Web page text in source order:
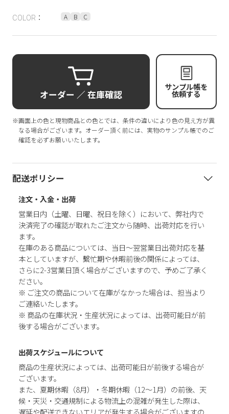
COLOR： A B C
オーダー ／ 在庫確認
サンプル帳を
依頼する
※画面上の色と現物商品との色とでは、条件の違いにより色の見え方が異
なる場合がございます。オーダー頂く前には、実物のサンプル帳でのご
確認を必ずお願いいたします。
配送ポリシー
注文・入金・出荷
営業日内（土曜、日曜、祝日を除く）において、弊社内で
決済完了の確認が取れたご注文から随時、出荷対応を行い
ます。
在庫のある商品については、当日～翌営業日出荷対応を基
本としていますが、繫忙期や休暇前後の関係によっては、
さらに2-3営業日頂く場合がございますので、予めご了承く
ださい。
※ ご注文の商品について在庫がなかった場合は、担当より
ご連絡いたします。
※ 商品の在庫状況・生産状況によっては、出荷可能日が前
後する場合がございます。
出荷スケジュールについて
商品の生産状況によっては、出荷可能日が前後する場合が
ございます。
また、夏期休暇（8月）・冬期休暇（12～1月）の前後、天
候・天災・交通規制による物流上の混雑が発生した際は、
遅延や配送できないエリアが発生する場合がございますの